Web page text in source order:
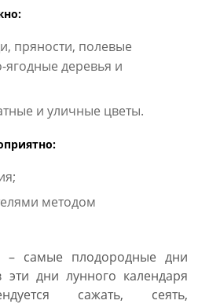
пряности, полевые
ягодные деревья и
и уличные цветы.
методом
– самые плодородные дни
дни лунного календаря
сажать, сеять,